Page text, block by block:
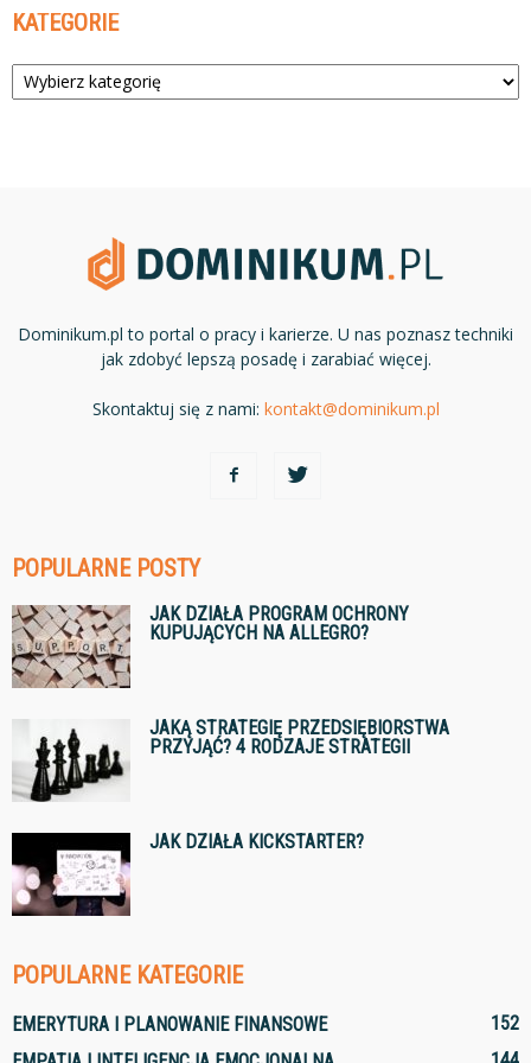
KATEGORIE
Kategorie
Dominikum.pl to portal o pracy i karierze. U nas poznasz techniki
jak zdobyć lepszą posadę i zarabiać więcej.
Skontaktuj się z nami: kontakt@dominikum.pl
POPULARNE POSTY
JAK DZIAŁA PROGRAM OCHRONY
KUPUJĄCYCH NA ALLEGRO?
JAKĄ STRATEGIĘ PRZEDSIĘBIORSTWA
PRZYJĄĆ? 4 RODZAJE STRATEGII
JAK DZIAŁA KICKSTARTER?
POPULARNE KATEGORIE
EMERYTURA I PLANOWANIE FINANSOWE
152